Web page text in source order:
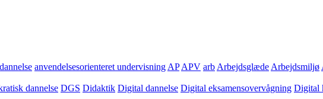
anvendelsesorienteret undervisning AP APV arb Arbejdsglæde Arbejdsmiljø
dannelse DGS Didaktik Digital dannelse Digital eksamensovervågning Digital